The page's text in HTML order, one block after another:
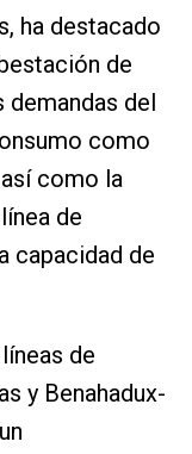
ha destacado
de
demandas del
como
como la
de
capacidad de
de
y Benahadux-